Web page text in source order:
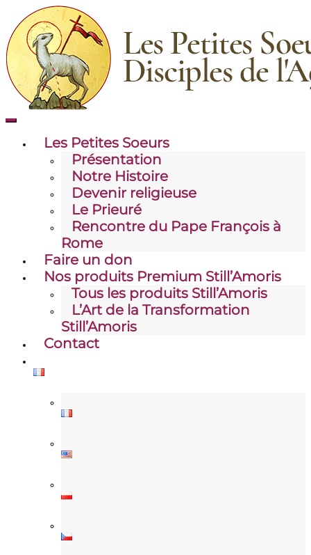
Toggle
mobileLes Petites Soeurs
Présentation
Notre Histoire
Devenir religieuse
Le Prieuré
Rencontre du Pape François à
Rome
Faire un don
Nos produits Premium Still’Amoris
Tous les produits Still’Amoris
L’Art de la Transformation
Still’Amoris
Contact